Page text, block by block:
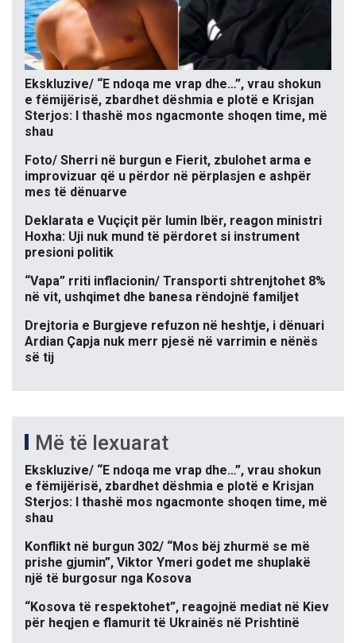
Ekskluzive/ “E ndoqa me vrap dhe…”, vrau shokun
e fëmijërisë, zbardhet dëshmia e plotë e Krisjan
Sterjos: I thashë mos ngacmonte shoqen time, më
shau
Foto/ Sherri në burgun e Fierit, zbulohet arma e
improvizuar që u përdor në përplasjen e ashpër
mes të dënuarve
Deklarata e Vuçiçit për lumin Ibër, reagon ministri
Hoxha: Uji nuk mund të përdoret si instrument
presioni politik
“Vapa” rriti inflacionin/ Transporti shtrenjtohet 8%
në vit, ushqimet dhe banesa rëndojnë familjet
Drejtoria e Burgjeve refuzon në heshtje, i dënuari
Ardian Çapja nuk merr pjesë në varrimin e nënës
së tij
Më të lexuarat
Ekskluzive/ “E ndoqa me vrap dhe…”, vrau shokun
e fëmijërisë, zbardhet dëshmia e plotë e Krisjan
Sterjos: I thashë mos ngacmonte shoqen time, më
shau
Konflikt në burgun 302/ “Mos bëj zhurmë se më
prishe gjumin”, Viktor Ymeri godet me shuplakë
një të burgosur nga Kosova
“Kosova të respektohet”, reagojnë mediat në Kiev
për heqjen e flamurit të Ukrainës në Prishtinë